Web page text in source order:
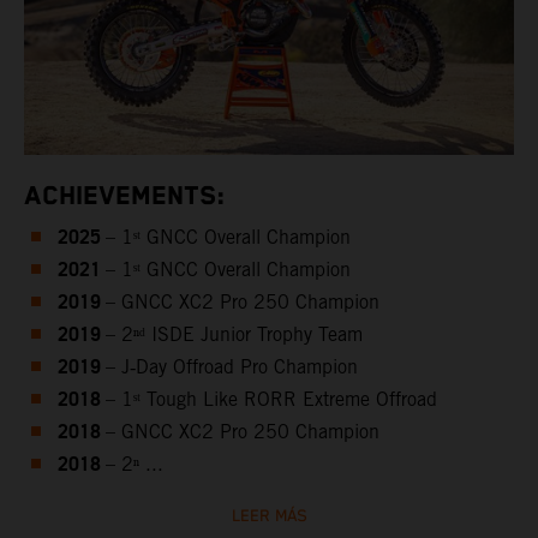
ACHIEVEMENTS:
2025 – 1ˢᵗ GNCC Overall Champion
2021 – 1ˢᵗ GNCC Overall Champion
2019 – GNCC XC2 Pro 250 Champion
2019 – 2ⁿᵈ ISDE Junior Trophy Team
2019 – J‑Day Offroad Pro Champion
2018 – 1ˢᵗ Tough Like RORR Extreme Offroad
2018 – GNCC XC2 Pro 250 Champion
2018 – 2ⁿ ...
LEER MÁS